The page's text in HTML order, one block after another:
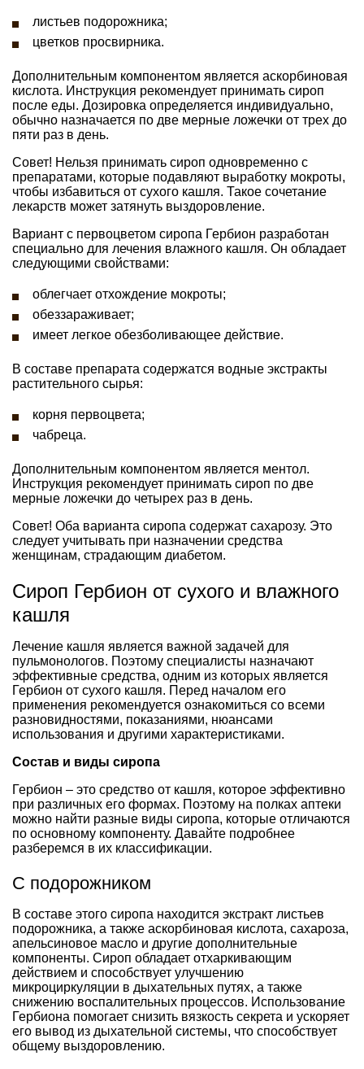
листьев подорожника;
цветков просвирника.
Дополнительным компонентом является аскорбиновая
кислота. Инструкция рекомендует принимать сироп
после еды. Дозировка определяется индивидуально,
обычно назначается по две мерные ложечки от трех до
пяти раз в день.
Совет! Нельзя принимать сироп одновременно с
препаратами, которые подавляют выработку мокроты,
чтобы избавиться от сухого кашля. Такое сочетание
лекарств может затянуть выздоровление.
Вариант с первоцветом сиропа Гербион разработан
специально для лечения влажного кашля. Он обладает
следующими свойствами:
облегчает отхождение мокроты;
обеззараживает;
имеет легкое обезболивающее действие.
В составе препарата содержатся водные экстракты
растительного сырья:
корня первоцвета;
чабреца.
Дополнительным компонентом является ментол.
Инструкция рекомендует принимать сироп по две
мерные ложечки до четырех раз в день.
Совет! Оба варианта сиропа содержат сахарозу. Это
следует учитывать при назначении средства
женщинам, страдающим диабетом.
Сироп Гербион от сухого и влажного
кашля
Лечение кашля является важной задачей для
пульмонологов. Поэтому специалисты назначают
эффективные средства, одним из которых является
Гербион от сухого кашля. Перед началом его
применения рекомендуется ознакомиться со всеми
разновидностями, показаниями, нюансами
использования и другими характеристиками.
Состав и виды сиропа
Гербион – это средство от кашля, которое эффективно
при различных его формах. Поэтому на полках аптеки
можно найти разные виды сиропа, которые отличаются
по основному компоненту. Давайте подробнее
разберемся в их классификации.
С подорожником
В составе этого сиропа находится экстракт листьев
подорожника, а также аскорбиновая кислота, сахароза,
апельсиновое масло и другие дополнительные
компоненты. Сироп обладает отхаркивающим
действием и способствует улучшению
микроциркуляции в дыхательных путях, а также
снижению воспалительных процессов. Использование
Гербиона помогает снизить вязкость секрета и ускоряет
его вывод из дыхательной системы, что способствует
общему выздоровлению.